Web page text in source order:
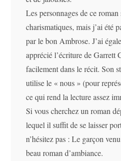
Les personnages de ce roman
charismatiques, mais j’ai été
par le bon Ambrose. J’ai
apprécié l’écriture de Garrett
facilement dans le récit. Son
utilise le « nous » (pour
ce qui rend la lecture assez
Si vous cherchez un roman
lequel il suffit de se laisser
n’hésitez pas : Le garçon
beau roman d’ambiance.